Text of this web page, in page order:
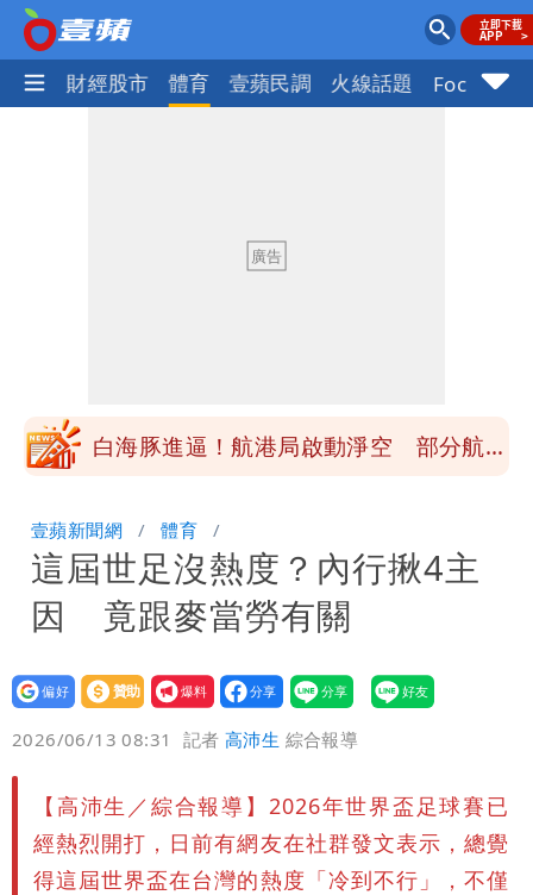
國際 財經股市 體育 壹蘋民調 火線話題 Focus+
起訴
白海豚進逼！航港局啟動淨空 部分航班
北部
白海豚暴風侵襲率曝光！北北基破4成
馬祖60％最高
「台股今年不只5萬點！」財經網美曝原
因
遲到1分鐘「被迫請假1小時」 律師：
已觸法！
白海豚進逼！北市再放颱風整備假？蔣萬
安這樣說
華語天王遭亂爆私生子 周杰倫無辜捲
入！杰威爾發聲怒斥
展場上演持槍押人！模特經紀人＋員工遭
壹蘋新聞網 體育
這屆世足沒熱度？內行揪4主
因 竟跟麥當勞有關
設為
贊助
我要
爆料
分享
2026/06/13 08:31 記者高沛生 綜合報導
【高沛生／綜合報導】2026年世界盃足球賽已
經熱烈開打，日前有網友在社群發文表示，總覺
得這屆世界盃在台灣的熱度「冷到不行」，不僅